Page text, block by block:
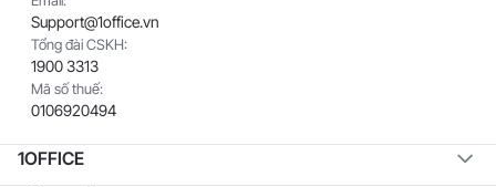
Support@1office.vn
Tổng đài CSKH:
1900 3313
Mã số thuế:
0106920494
1OFFICE